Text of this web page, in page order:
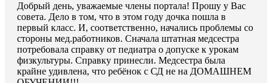
Добрый день, уважаемые члены портала! Прошу у Вас
совета. Дело в том, что в этом году дочка пошла в
первый класс. И, соответственно, начались проблемы со
стороны мед.работников. Сначала штатная медсестра
потребовала справку от педиатра о допуске к урокам
физкультуры. Справку принесли. Медсестра была
крайне удивлена, что ребёнок с СД не на ДОМАШНЕМ